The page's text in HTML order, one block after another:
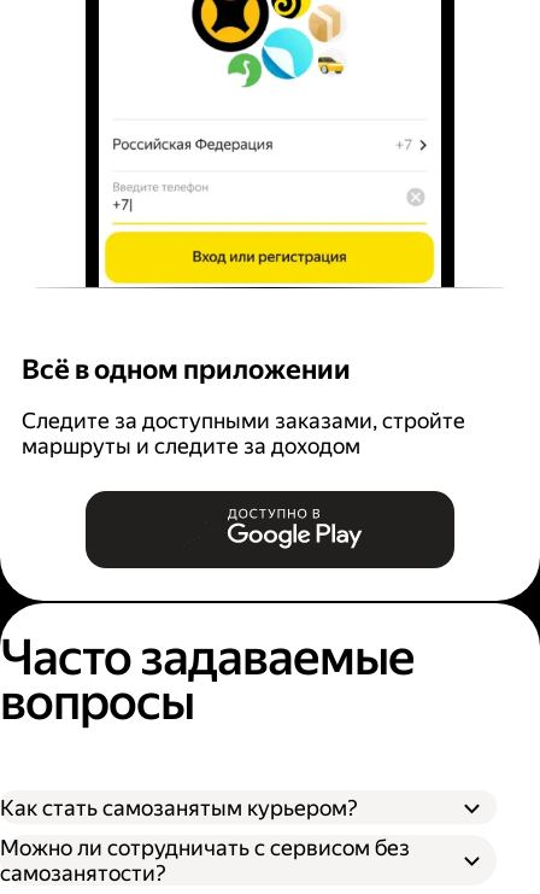
Всё в одном приложении
Следите за доступными заказами, стройте
маршруты и следите за доходом
Часто задаваемые
вопросы
Как стать самозанятым курьером?
Можно ли сотрудничать с сервисом без
самозанятости?